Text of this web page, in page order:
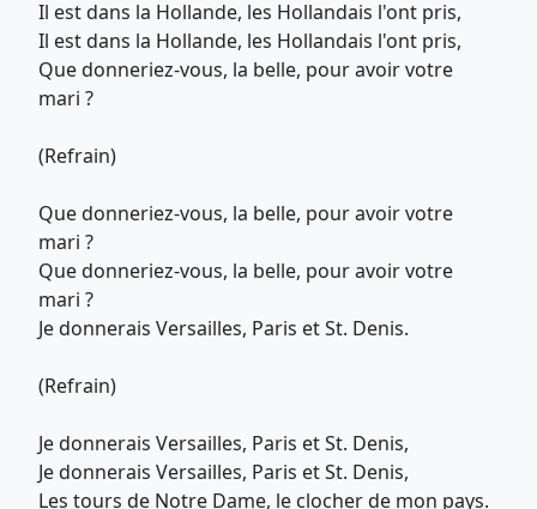
Il est dans la Hollande, les Hollandais l'ont pris,
Il est dans la Hollande, les Hollandais l'ont pris,
Que donneriez-vous, la belle, pour avoir votre
mari ?
(Refrain)
Que donneriez-vous, la belle, pour avoir votre
mari ?
Que donneriez-vous, la belle, pour avoir votre
mari ?
Je donnerais Versailles, Paris et St. Denis.
(Refrain)
Je donnerais Versailles, Paris et St. Denis,
Je donnerais Versailles, Paris et St. Denis,
Les tours de Notre Dame, le clocher de mon pays.